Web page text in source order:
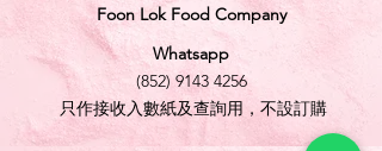
Foon Lok Food Company
Whatsapp
(852) 9143 4256
只作接收入數紙及查詢用，不設訂購